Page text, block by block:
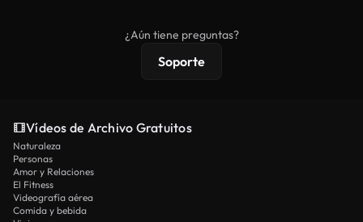
protecciones de licencia extendidas.
¿Aún tiene preguntas?
Soporte
Vídeos de Archivo Gratuitos
Naturaleza
Personas
Amor y Relaciones
El Fitness
Videografía aérea
Comida y bebida